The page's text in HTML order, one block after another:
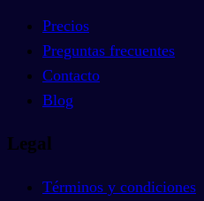
Precios
Preguntas frecuentes
Contacto
Blog
Legal
Términos y condiciones